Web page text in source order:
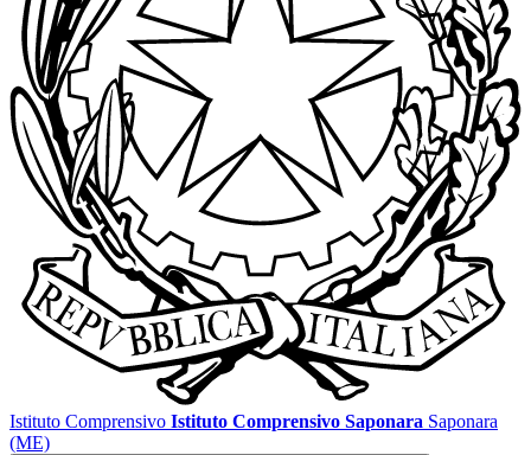
Istituto Comprensivo Istituto Comprensivo Saponara Saponara
(ME)